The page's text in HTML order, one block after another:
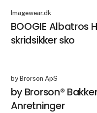
Imagewear.dk
BOOGIE Albatros
skridsikker sko
by Brorson ApS
by Brorson®
Anretninger